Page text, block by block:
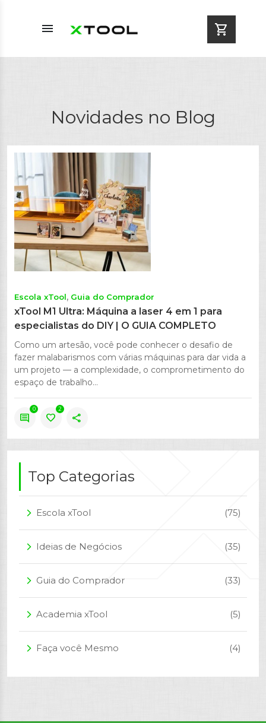
menu shopping_cart
Novidades no Blog
Escola xTool Guia do Comprador
xTool M1 Ultra: Máquina a laser 4 em 1 para
especialistas do DIY | O GUIA COMPLETO
Como um artesão, você pode conhecer o desafio de
fazer malabarismos com várias máquinas para dar vida a
um projeto — a complexidade, o comprometimento do
espaço de trabalho...
comment
0
favorite
2
share
Top Categorias
arrow_forward_ios Escola xTool (75)
arrow_forward_ios Ideias de Negócios (35)
arrow_forward_ios Guia do Comprador (33)
arrow_forward_ios Academia xTool (5)
arrow_forward_ios Faça você Mesmo (4)